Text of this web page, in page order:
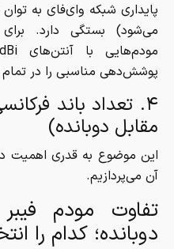
می‌شود) بستگی دارد. برای
پوشش‌دهی مناسبی را در تمام
۴. تعداد باند
مقابل دوبانده)
این موضوع به قدری اهمیت
آن می‌پردازیم.
تفاوت مودم
دوبانده؛ کدام را